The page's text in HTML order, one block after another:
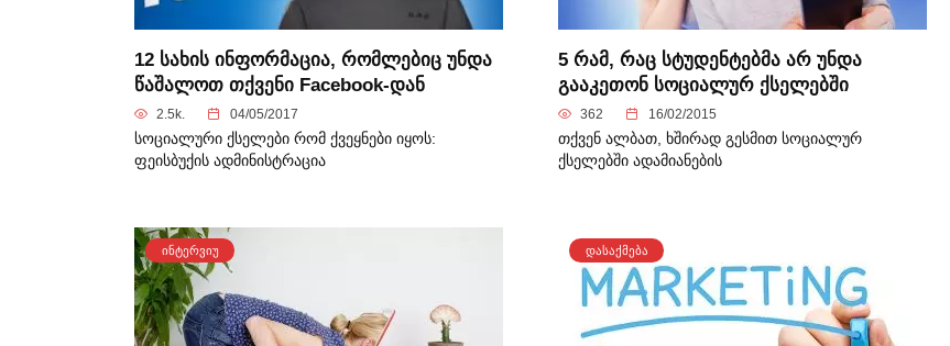
12 სახის ინფორმაცია, რომლებიც უნდა
წაშალოთ თქვენი Facebook-დან
2.5k. 04/05/2017
სოციალური ქსელები რომ ქვეყნები იყოს:
ფეისბუქის ადმინისტრაცია
5 რამ, რაც სტუდენტებმა არ უნდა
გააკეთონ სოციალურ ქსელებში
362 16/02/2015
თქვენ ალბათ, ხშირად გესმით სოციალურ
ქსელებში ადამიანების
ᲘᲜᲢᲔᲠᲕᲘᲣ ᲓᲐᲡᲐᲥᲛᲔᲑᲐ